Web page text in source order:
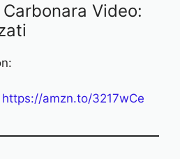
Video:
https://amzn.to/3217wCe